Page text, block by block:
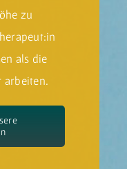
zu
als die
arbeiten.